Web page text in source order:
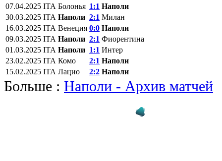
07.04.2025 ITA Болонья 1:1 Наполи
30.03.2025 ITA Наполи 2:1 Милан
16.03.2025 ITA Венеция 0:0 Наполи
09.03.2025 ITA Наполи 2:1 Фиорентина
01.03.2025 ITA Наполи 1:1 Интер
23.02.2025 ITA Комо 2:1 Наполи
15.02.2025 ITA Лацио 2:2 Наполи
Больше : Наполи - Архив матчей